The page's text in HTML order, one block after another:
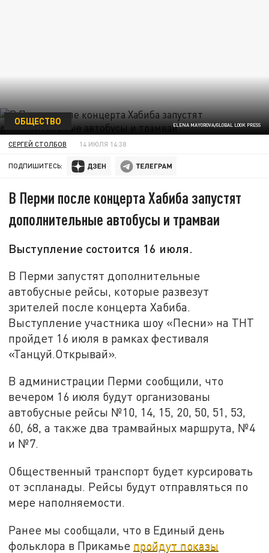
ELENA MAYOROVA/GLOBAL LOOK PRESS
ОБЩЕСТВО
СЕРГЕЙ СТОЛБОВ 14 ИЮЛЯ 14:38
ПОДПИШИТЕСЬ:
В Перми после концерта Хабиба запустят
дополнительные автобусы и трамваи
Выступление состоится 16 июля.
В Перми запустят дополнительные
автобусные рейсы, которые развезут
зрителей после концерта Хабиба.
Выступление участника шоу «Песни» на ТНТ
пройдет 16 июля в рамках фестиваля
«Танцуй.Открывай».
В администрации Перми сообщили, что
вечером 16 июля будут организованы
автобусные рейсы №10, 14, 15, 20, 50, 51, 53,
60, 68, а также два трамвайных маршрута, №4
и №7.
Общественный транспорт будет курсировать
от эспланады. Рейсы будут отправляться по
мере наполняемости.
Ранее мы сообщали, что в Единый день
фольклора в Прикамье пройдут показы